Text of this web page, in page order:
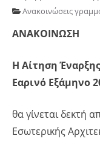
Ανακοινώσεις
ΑΝΑΚΟΙΝΩΣΗ
Η Αίτηση
Εαρινό Εξάμηνο
θα γίνεται δεκτή
Εσωτερικής